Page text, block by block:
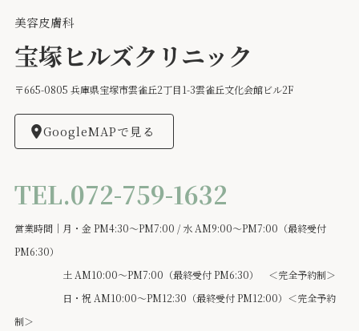
美容皮膚科
宝塚ヒルズクリニック
〒665-0805 兵庫県宝塚市雲雀丘2丁目1-3雲雀丘文化会館ビル2F
GoogleMAPで見る
TEL.072-759-1632
営業時間｜月・金 PM4:30～PM7:00 / 水 AM9:00～PM7:00（最終受付
PM6:30）
土 AM10:00～PM7:00（最終受付 PM6:30） ＜完全予約制＞
日・祝 AM10:00～PM12:30（最終受付 PM12:00）＜完全予約
制＞